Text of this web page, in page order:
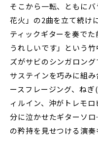
そこから一転、ともに
花火」の2曲を立て続け
ティックギターを奏で
うれしいです」という
ズがサビのシンガロン
サステインを巧みに組
ースフレージング、ね
ィルイン、沖がトレモ
分に泣かせたギターソ
の矜持を見せつける演奏